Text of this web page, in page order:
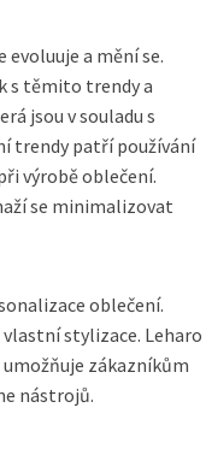
a mění se.
s těmito trendy a
jsou v souladu s
trendy patří používání
výrobě oblečení.
se minimalizovat
oblečení.
stylizace. Leharo
zákazníkům
nástrojů.